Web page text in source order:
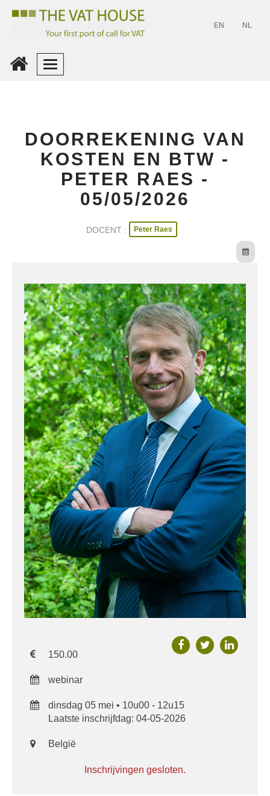
EN NL
Account
DOORREKENING VAN
KOSTEN EN BTW -
PETER RAES -
05/05/2026
DOCENT : Peter Raes
150.00
webinar
dinsdag 05 mei • 10u00 - 12u15
Laatste inschrijfdag: 04-05-2026
België
Inschrijvingen gesloten.